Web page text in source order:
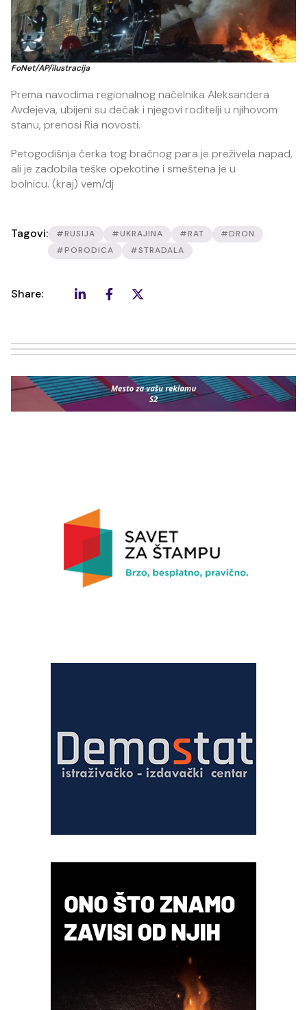
FoNet/AP/ilustracija
Prema navodima regionalnog načelnika Aleksandera
Avdejeva, ubijeni su dečak i njegovi roditelji u njihovom
stanu, prenosi Ria novosti.
Petogodišnja ćerka tog bračnog para je preživela napad,
ali je zadobila teške opekotine i smeštena je u
bolnicu. (kraj) vem/dj
Tagovi: #RUSIJA #UKRAJINA #RAT
#DRON
#PORODICA
#STRADALA
Share: